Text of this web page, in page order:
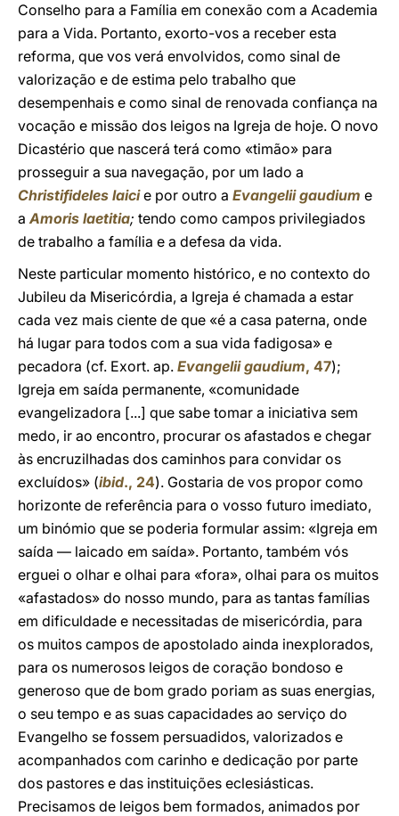
Conselho para a Família em conexão com a Academia
para a Vida. Portanto, exorto-vos a receber esta
reforma, que vos verá envolvidos, como sinal de
valorização e de estima pelo trabalho que
desempenhais e como sinal de renovada confiança na
vocação e missão dos leigos na Igreja de hoje. O novo
Dicastério que nascerá terá como «timão» para
prosseguir a sua navegação, por um lado a
Christifideles laicie por outro a Evangelii gaudium e
a Amoris laetitia; tendo como campos privilegiados
de trabalho a família e a defesa da vida.
Neste particular momento histórico, e no contexto do
Jubileu da Misericórdia, a Igreja é chamada a estar
cada vez mais ciente de que «é a casa paterna, onde
há lugar para todos com a sua vida fadigosa» e
pecadora (cf. Exort. ap. Evangelii gaudium, 47);
Igreja em saída permanente, «comunidade
evangelizadora [...] que sabe tomar a iniciativa sem
medo, ir ao encontro, procurar os afastados e chegar
às encruzilhadas dos caminhos para convidar os
excluídos» (ibid., 24). Gostaria de vos propor como
horizonte de referência para o vosso futuro imediato,
um binómio que se poderia formular assim: «Igreja em
saída — laicado em saída». Portanto, também vós
erguei o olhar e olhai para «fora», olhai para os muitos
«afastados» do nosso mundo, para as tantas famílias
em dificuldade e necessitadas de misericórdia, para
os muitos campos de apostolado ainda inexplorados,
para os numerosos leigos de coração bondoso e
generoso que de bom grado poriam as suas energias,
o seu tempo e as suas capacidades ao serviço do
Evangelho se fossem persuadidos, valorizados e
acompanhados com carinho e dedicação por parte
dos pastores e das instituições eclesiásticas.
Precisamos de leigos bem formados, animados por